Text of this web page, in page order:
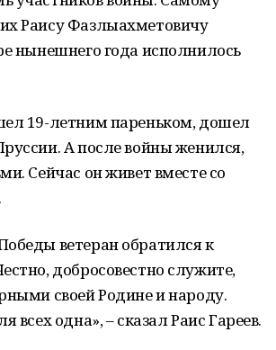
Раису Фазлыахметовичу
нынешнего года исполнилось
19-летним пареньком, дошел
А после войны женился,
Сейчас он живет вместе со
ветеран обратился к
добросовестно служите,
своей Родине и народу.
всех одна», – сказал Раис Гареев.